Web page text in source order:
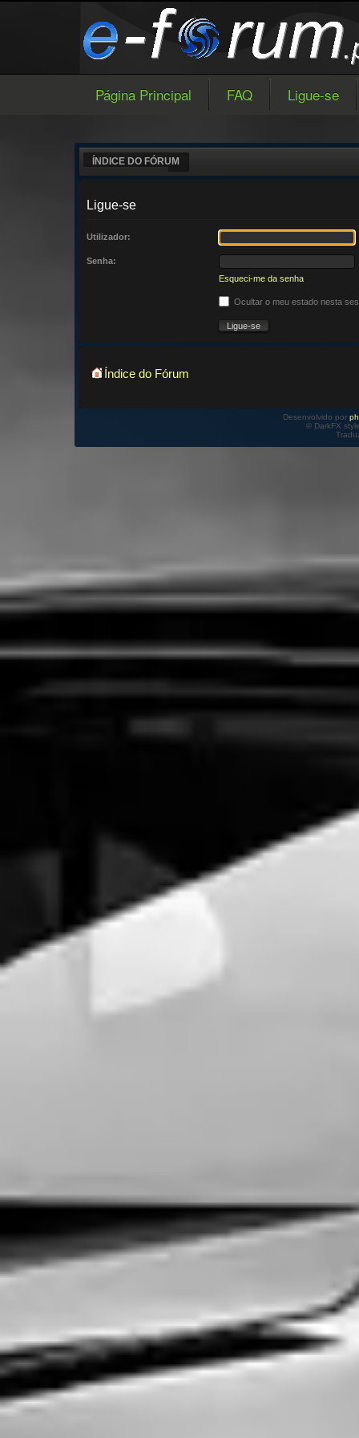
Página Principal FAQ Ligue-se
ÍNDICE DO FÓRUM
Ligue-se
Utilizador:
Senha:
Esqueci-me da senha
Ocultar o meu estado nesta
Índice do Fórum
Desenvolvido por
© DarkFX